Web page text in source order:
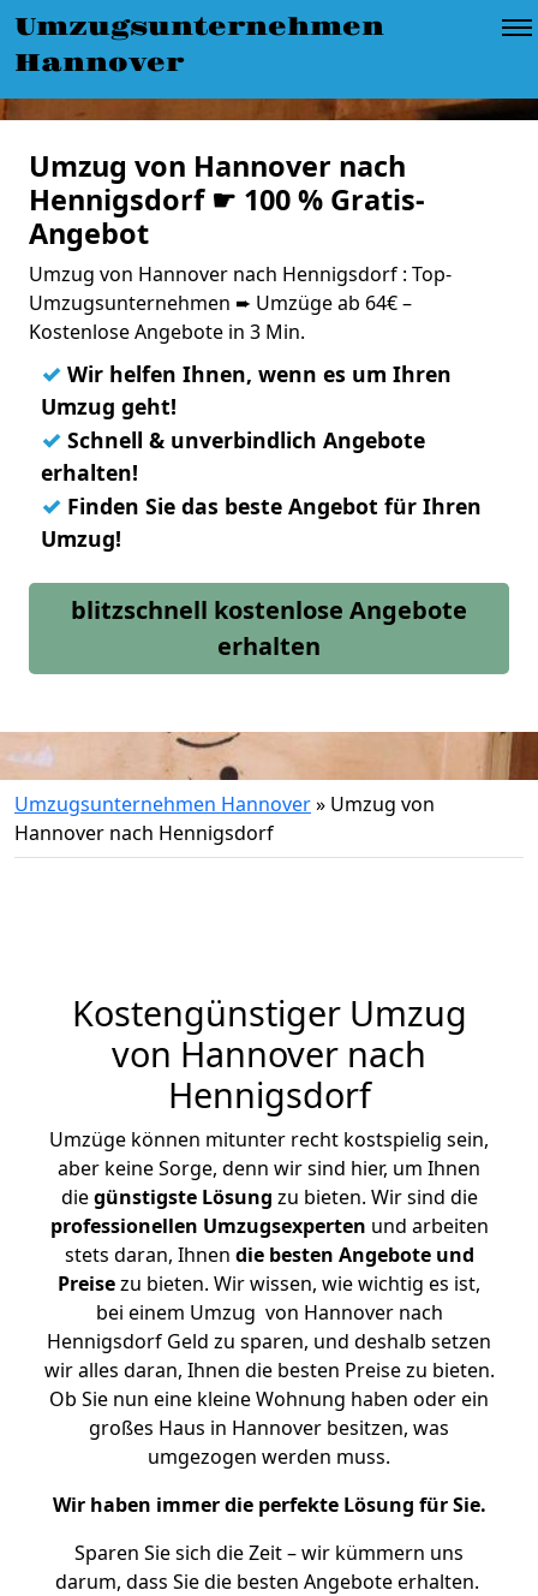
Umzugsunternehmen
Hannover
Umzug von Hannover nach
Hennigsdorf ☛ 100 % Gratis-
Angebot
Umzug von Hannover nach Hennigsdorf : Top-
Umzugsunternehmen ➨ Umzüge ab 64€ –
Kostenlose Angebote in 3 Min.
✓ Wir helfen Ihnen, wenn es um Ihren
Umzug geht!
✓ Schnell & unverbindlich Angebote
erhalten!
✓ Finden Sie das beste Angebot für Ihren
Umzug!
blitzschnell kostenlose Angebote
erhalten
Umzugsunternehmen Hannover» Umzug von
Hannover nach Hennigsdorf
Kostengünstiger Umzug
von Hannover nach
Hennigsdorf
Umzüge können mitunter recht kostspielig sein,
aber keine Sorge, denn wir sind hier, um Ihnen
diegünstigste Lösung zu bieten. Wir sind die
professionellen Umzugsexperten und arbeiten
stets daran, Ihnen die besten Angebote und
Preisezu bieten. Wir wissen, wie wichtig es ist,
bei einem Umzug von Hannover nach
Hennigsdorf Geld zu sparen, und deshalb setzen
wir alles daran, Ihnen die besten Preise zu bieten.
Ob Sie nun eine kleine Wohnung haben oder ein
großes Haus in Hannover besitzen, was
umgezogen werden muss.
Wir haben immer die perfekte Lösung für Sie.
Sparen Sie sich die Zeit – wir kümmern uns
darum, dass Sie die besten Angebote erhalten.